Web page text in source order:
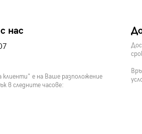
нас
е на Ваше разположение
в следните часове: